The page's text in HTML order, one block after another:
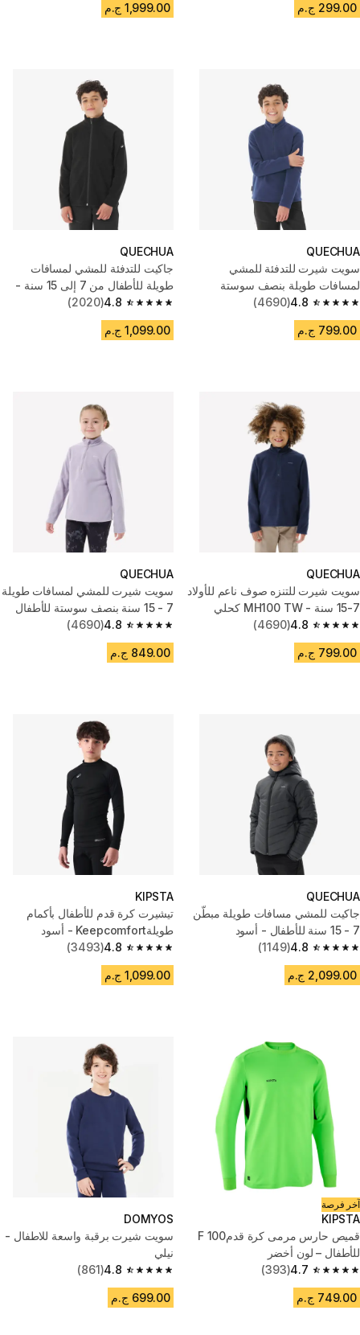
299.00 ج.م 1,999.00 ج.م
QUECHUA
سويت شيرت للتدفئة للمشي
لمسافات طويلة بنصف سوستة
للأطفال من 7 إلى 15 سنة - كحلي4.8
4.8 out of 5 stars from 4690 reviews
(4690)
799.00 ج.م
QUECHUA
جاكيت للتدفئة للمشي لمسافات
طويلة للأطفال من 7 إلى 15 سنة -
أسود
4.8
4.8 out of 5 stars from 2020 reviews
(2020)
1,099.00 ج.م
QUECHUA
سويت شيرت للتنزه صوف ناعم للأولاد
7-15 سنة - MH100 TW كحلي
4.8
4.8 out of 5 stars from 4690 reviews
(4690)
799.00 ج.م
QUECHUA
سويت شيرت للمشي لمسافات طويلة
7 - 15 سنة بنصف سوستة للأطفال
4.8
4.8 out of 5 stars from 4690 reviews
(4690)
849.00 ج.م
QUECHUA
جاكيت للمشي مسافات طويلة مبطّن
7 - 15 سنة للأطفال - أسود
4.8
4.8 out of 5 stars from 1149 reviews
(1149)
2,099.00 ج.م
KIPSTA
تيشيرت كرة قدم للأطفال بأكمام
طويلةKeepcomfort - أسود
4.8
4.8 out of 5 stars from 3493 reviews
(3493)
1,099.00 ج.م
آخر فرصة
KIPSTA
قميص حارس مرمى كرة قدمF 100
للأطفال – لون أخضر
4.7
4.7 out of 5 stars from 393 reviews
(393)
749.00 ج.م
DOMYOS
سويت شيرت برقبة واسعة للاطفال -
نيلي
4.8
4.8 out of 5 stars from 861 reviews
(861)
699.00 ج.م